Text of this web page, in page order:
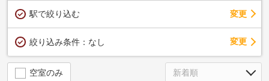
駅で絞り込む 変更
絞り込み条件： なし 変更
空室のみ